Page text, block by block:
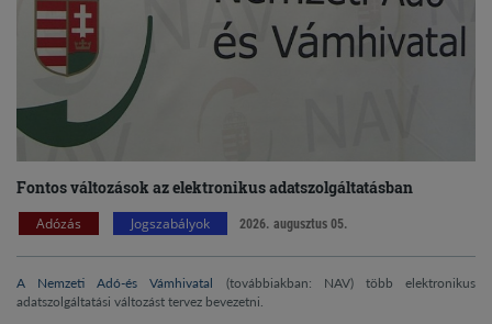
Fontos változások az elektronikus adatszolgáltatásban
Adózás Jogszabályok 2026. augusztus 05.
A Nemzeti Adó-és Vámhivatal (továbbiakban: NAV) több elektronikus
adatszolgáltatási változást tervez bevezetni.